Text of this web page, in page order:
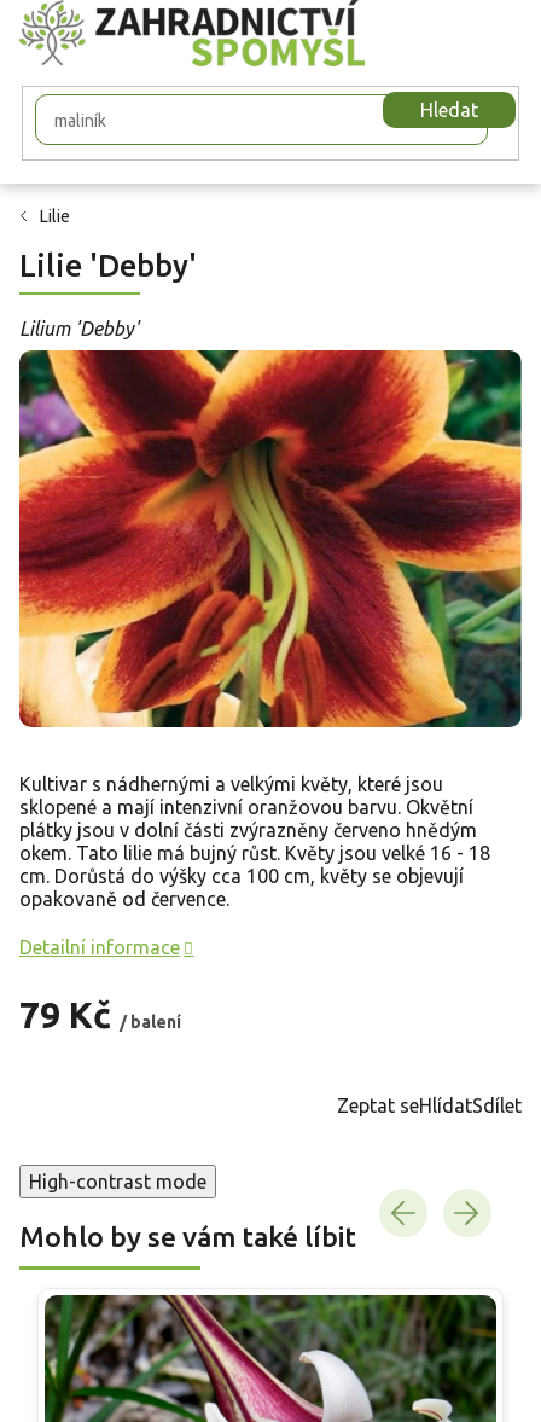
Přejít
na
obsah
Hledat
Lilie
Lilie 'Debby'
Lilium 'Debby'
79 Kč / balení
Kultivar s nádhernými a velkými květy, které jsou
sklopené a mají intenzivní oranžovou barvu. Okvětní
plátky jsou v dolní části zvýrazněny červeno hnědým
okem. Tato lilie má bujný růst. Květy jsou velké 16 - 18
cm. Dorůstá do výšky cca 100 cm, květy se objevují
opakovaně od července.
Detailní informace
Zeptat seHlídatSdílet
High-contrast mode
Mohlo by se vám také líbit